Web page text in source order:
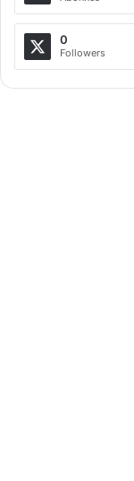
n
t
i
0
Followers